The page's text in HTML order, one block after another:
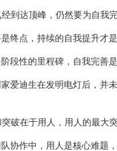
到达顶峰，仍然要为自我完
终点，持续的自我提升才
段性的里程碑，自我完善
爱迪生在发明电灯后，并
破在于用人，用人的最大
协作中，用人是核心难题